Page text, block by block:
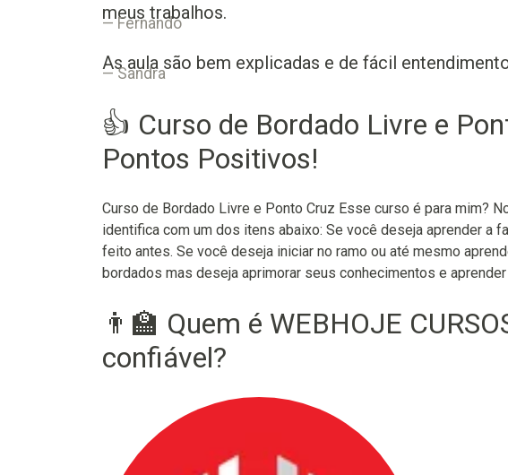
meus trabalhos.
Fernando
As aula são bem explicadas e de fácil
Sandra
👍 Curso de Bordado Livre e
Pontos Positivos!
Curso de Bordado Livre e Ponto Cruz Esse curso é para mim?
identifica com um dos itens abaixo: Se você deseja aprender a
feito antes. Se você deseja iniciar no ramo ou até mesmo
bordados mas deseja aprimorar seus conhecimentos e
👨‍🏫 Quem é WEBHOJE
confiável?